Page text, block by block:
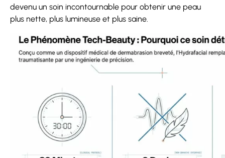
devenu un soin incontournable pour obtenir une peau
plus nette, plus lumineuse et plus saine.